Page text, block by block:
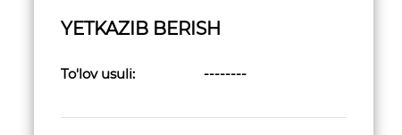
YETKAZIB BERISH
To'lov usuli: --------